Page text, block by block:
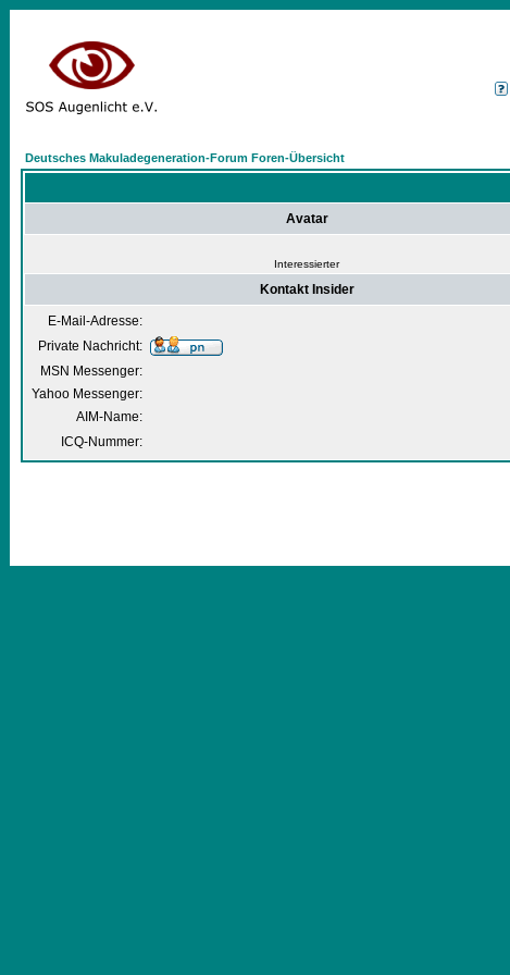
Deutsches Makuladegeneration-Forum Foren-Übersicht
Avatar
Interessierter
Kontakt Insider
E-Mail-Adresse:
Private Nachricht:
MSN Messenger:
Yahoo Messenger:
AIM-Name:
ICQ-Nummer: